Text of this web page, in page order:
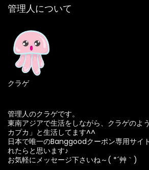
管理人について
クラゲ
管理人のクラゲです。
東南アジアで生活をしながら、クラゲのよ
カプカ」と生活してます^^
日本で唯一のBanggoodクーポン専用サイ
れたらと思います♪
お気軽にメッセージ下さいね～( *´艸｀)